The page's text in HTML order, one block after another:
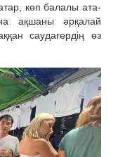
көп балалы ата-
ақшаны әрқалай
саудагердің өз